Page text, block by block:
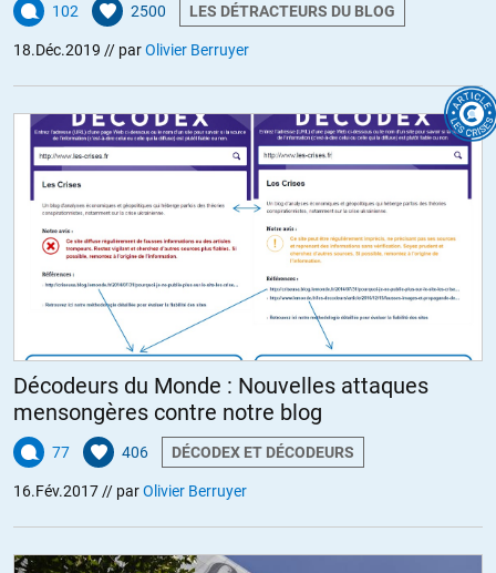
102 2500 LES DÉTRACTEURS DU BLOG
18.Déc.2019 // parOlivier Berruyer
Décodeurs du Monde : Nouvelles attaques
mensongères contre notre blog
77 406 DÉCODEX ET DÉCODEURS
16.Fév.2017 // parOlivier Berruyer